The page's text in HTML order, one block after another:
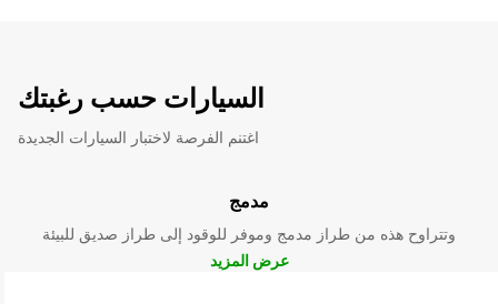
السيارات حسب رغبتك
اغتنم الفرصة لاختبار السيارات الجديدة
مدمج
وتتراوح هذه من طراز مدمج وموفر للوقود إلى طراز صديق للبيئة
عرض المزيد